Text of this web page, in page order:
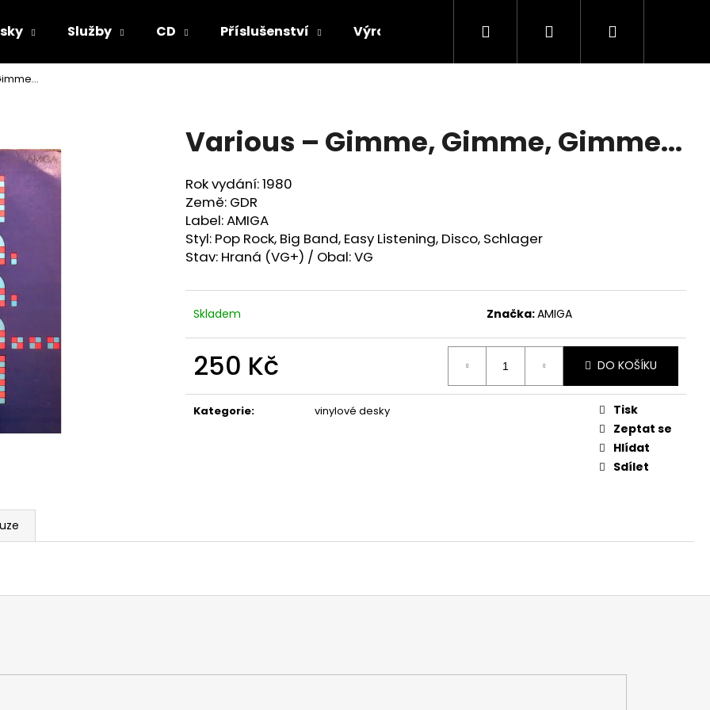
Služby CD Příslušenství Výroba vinylových desek Výkup
Hledat PřihlášeníNákupní
Various – Gimme, Gimme, Gimme...
Rok vydání: 1980
Země: GDR
Label: AMIGA
Styl: Pop Rock, Big Band, Easy Listening, Disco, Schlager
Stav: Hraná (VG+) / Obal: VG
Skladem Značka:AMIGA
250 Kč
cena:
DO KOŠÍKU
Kategorie: vinylové desky
Tisk
Zeptat se
Hlídat
Sdílet
Co potřebujete najít?
HLEDAT